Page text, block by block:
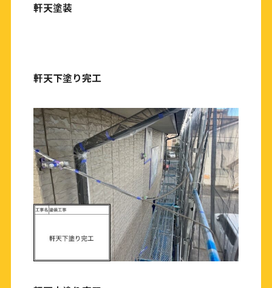
軒天塗装
軒天下塗り完工